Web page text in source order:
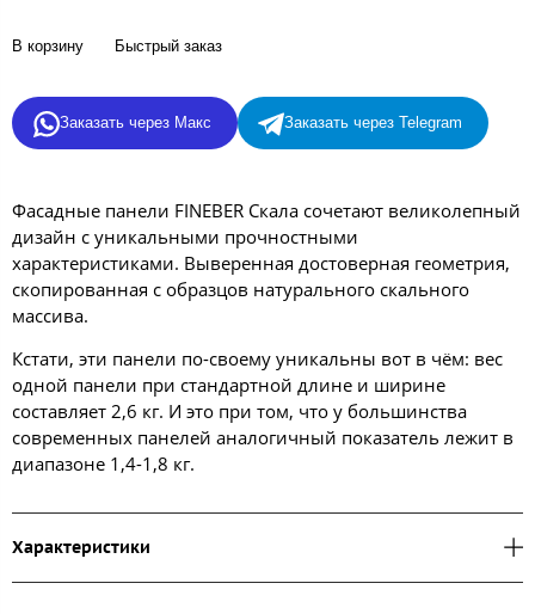
В корзину Быстрый заказ
Заказать через Макс Заказать через Telegram
Фасадные панели FINEBER Скала сочетают великолепный
дизайн с уникальными прочностными
характеристиками. Выверенная достоверная геометрия,
скопированная с образцов натурального скального
массива.
Кстати, эти панели по-своему уникальны вот в чём: вес
одной панели при стандартной длине и ширине
составляет 2,6 кг. И это при том, что у большинства
современных панелей аналогичный показатель лежит в
диапазоне 1,4-1,8 кг.
Характеристики